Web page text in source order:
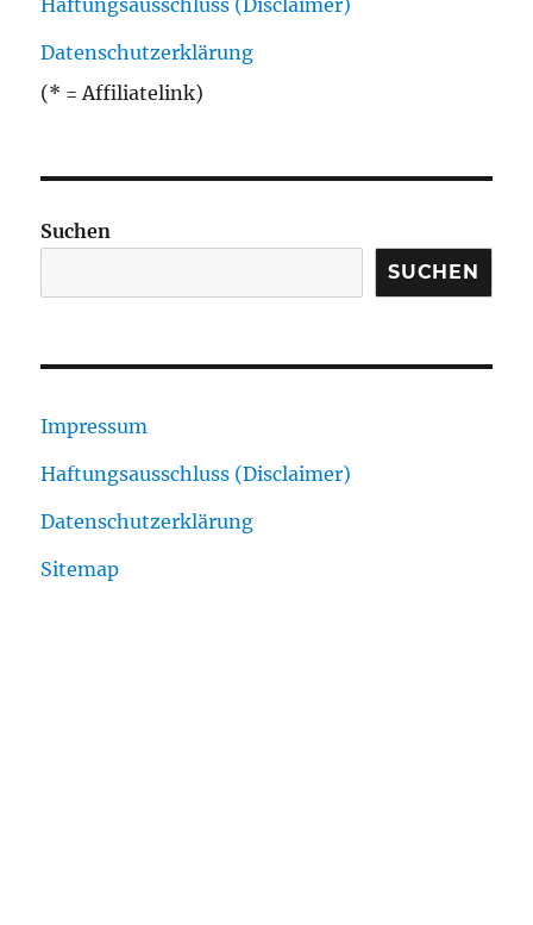
Haftungsausschluss (Disclaimer)
Datenschutzerklärung
(* = Affiliatelink)
Suchen
SUCHEN
Impressum
Haftungsausschluss (Disclaimer)
Datenschutzerklärung
Sitemap